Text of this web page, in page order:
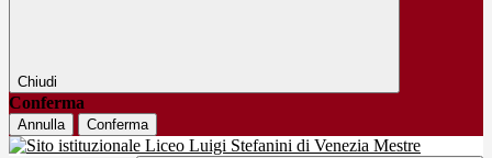
Chiudi
Conferma
Annulla Conferma